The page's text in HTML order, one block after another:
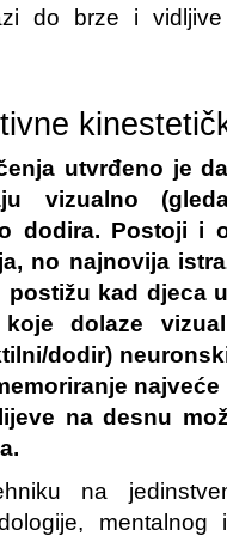
do brze i
utvrđeno je
vizualno
dodira. Postoji i
no najnovija
kad djeca
koje dolaze
dodir)
na desnu
na